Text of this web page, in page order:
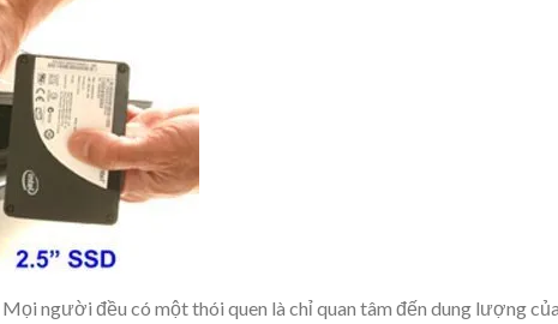
người đều có một thói quen là chỉ quan tâm đến dung lượng